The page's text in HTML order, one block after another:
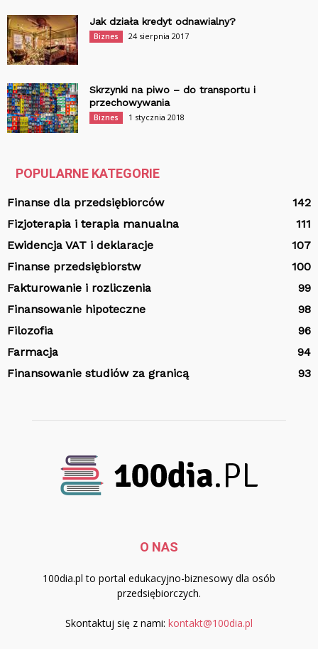
Jak działa kredyt odnawialny?
Biznes 24 sierpnia 2017
Skrzynki na piwo – do transportu i
przechowywania
Biznes 1 stycznia 2018
POPULARNE KATEGORIE
Finanse dla przedsiębiorców
142
Fizjoterapia i terapia manualna
111
Ewidencja VAT i deklaracje
107
Finanse przedsiębiorstw
100
Fakturowanie i rozliczenia
99
Finansowanie hipoteczne
98
Filozofia
96
Farmacja
94
Finansowanie studiów za granicą
93
O NAS
100dia.pl to portal edukacyjno-biznesowy dla osób
przedsiębiorczych.
Skontaktuj się z nami: kontakt@100dia.pl